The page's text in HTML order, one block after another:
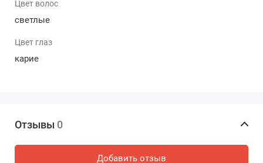
Цвет волос
светлые
Цвет глаз
карие
Отзывы 0
Добавить отзыв